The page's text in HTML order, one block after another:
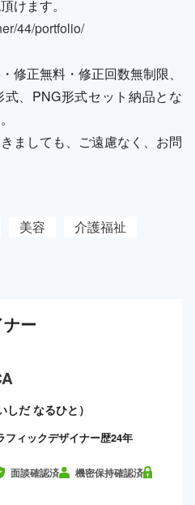
けます。
44/portfolio/
修正無料・修正回数無制限、
、PNG形式セット納品とな
ましても、ご遠慮なく、お問
美容
介護福祉
ー
しだ なるひと）
フィックデザイナー歴24年
面談確認済 機密保持確認済